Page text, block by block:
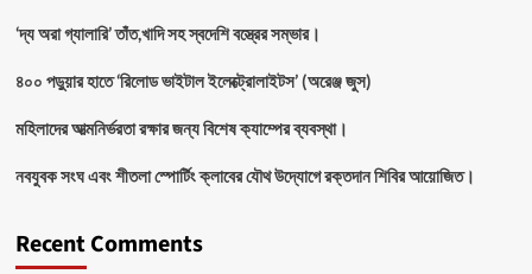
‘দ্য অরা গ্যালারি’ তাঁত,খাদি সহ স্বদেশি বস্ত্রের সম্ভার।
৪০০ পড়ুয়ার হাতে ‘রিলোড ভাইটাল ইলেক্ট্রোলাইটস’ (অরেঞ্জ জুস)
মহিলাদের আত্মনির্ভরতা রক্ষার জন্য বিশেষ ক্যাম্পের ব্যবস্থা।
নবযুবক সংঘ এবং শীতলা স্পোর্টিং ক্লাবের যৌথ উদ্যোগে রক্তদান শিবির আয়োজিত।
Recent Comments